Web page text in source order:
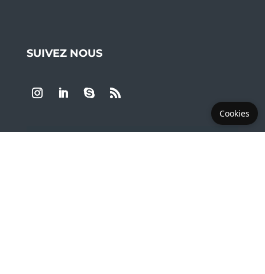
SUIVEZ NOUS
Cookies